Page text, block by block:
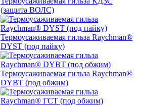
(защита ВОЛС)
Термоусаживаемая гильза Raychman®
DYST (под пайку)
Термоусаживаемая гильза Raychman®
DYBT (под обжим)